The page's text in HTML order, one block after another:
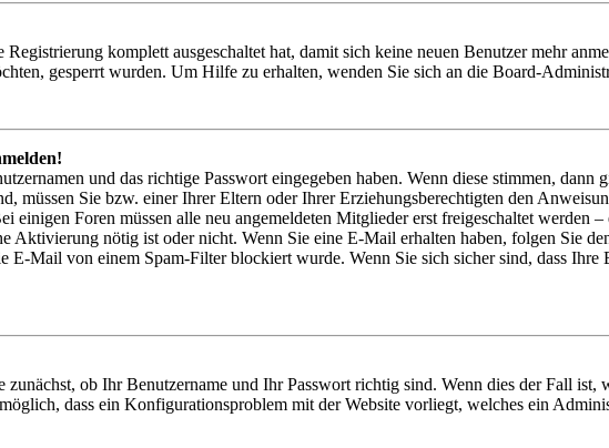
komplett ausgeschaltet hat, damit sich keine neuen Benutzer mehr
gesperrt wurden. Um Hilfe zu erhalten, wenden Sie sich an die Board-
und das richtige Passwort eingegeben haben. Wenn diese stimmen, dann
müssen Sie bzw. einer Ihrer Eltern oder Ihrer Erziehungsberechtigten den
Foren müssen alle neu angemeldeten Mitglieder erst freigeschaltet werden
Aktivierung nötig ist oder nicht. Wenn Sie eine E-Mail erhalten haben, folgen Sie
E-Mail von einem Spam-Filter blockiert wurde. Wenn Sie sich sicher sind, dass
ob Ihr Benutzername und Ihr Passwort richtig sind. Wenn dies der Fall ist,
dass ein Konfigurationsproblem mit der Website vorliegt, welches ein